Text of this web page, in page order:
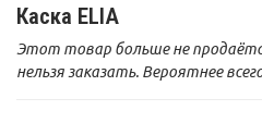
Каска ELIA
Этот товар больше не
нельзя заказать. Вероятнее